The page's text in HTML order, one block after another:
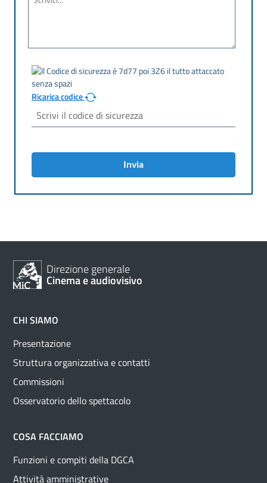
Ricarica codice
Invia
Direzione generale
Cinema e audiovisivo
CHI SIAMO
Presentazione
Struttura organizzativa e contatti
Commissioni
Osservatorio dello spettacolo
COSA FACCIAMO
Funzioni e compiti della DGCA
Attività amministrative